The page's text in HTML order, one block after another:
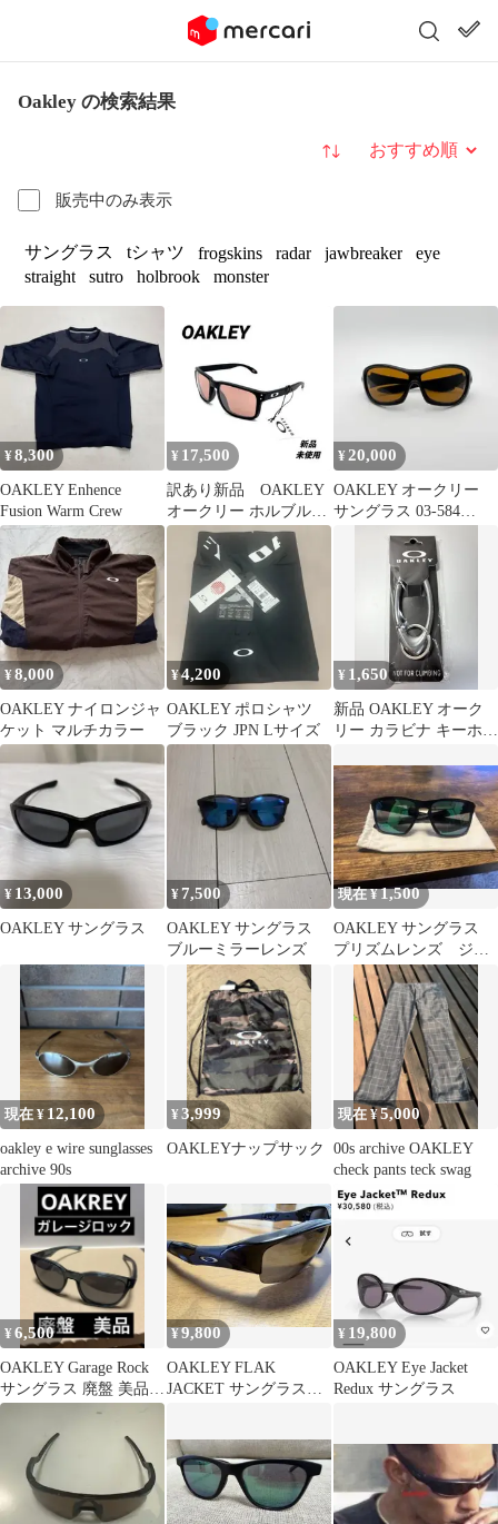
Oakley の検索結果
販売中のみ表示
並び替え
サングラス tシャツ frogskins radar jawbreaker
eye
straight
sutro holbrook monster
¥8,300
OAKLEY Enhence
Fusion Warm Crew
¥ 17,500
訳あり新品 OAKLEY
オークリー ホルブルッ
ク XXL ローブリッジフ
ィット
¥20,000
OAKLEY オークリー
サングラス 03-584
SPEECHLESS
¥8,000
OAKLEY ナイロンジャ
ケット マルチカラー
¥4,200
OAKLEY ポロシャツ
ブラック JPN Lサイズ
¥ 1,650
新品 OAKLEY オーク
リー カラビナ キーホル
人気
¥ 13,000
OAKLEY サングラス
¥ 7,500
OAKLEY サングラス
ブルーミラーレンズ
現在 ¥1,500
OAKLEY サングラス
プリズムレンズ ジャ
ンク
現在 ¥ 12,100
oakley e wire sunglasses
archive 90s
¥3,999
OAKLEYナップサック
現在 ¥5,000
00s archive OAKLEY
check pants teck swag
¥6,500
OAKLEY Garage Rock
サングラス 廃盤 美品
ガレージロック
¥9,800
OAKLEY FLAK
JACKET サングラス
¥ 19,800
OAKLEY Eye Jacket
Redux サングラス